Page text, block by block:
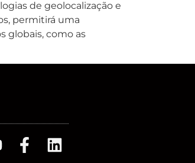
de geolocalização e
permitirá uma
globais, como as